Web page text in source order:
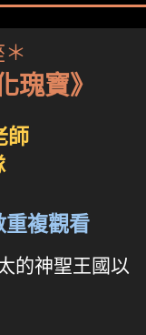
瑰寶》
師
重複觀看
的神聖王國以